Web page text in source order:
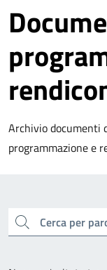
Archivio documenti
programmazione e
cerca